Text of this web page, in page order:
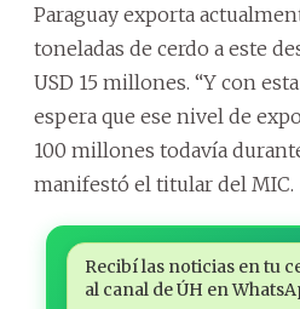
Paraguay exporta
toneladas de cerdo a este
USD 15 millones. “Y con
espera que ese nivel de
100 millones todavía
manifestó el titular del MIC.
Recibí las noticias en tu
al canal de ÚH en